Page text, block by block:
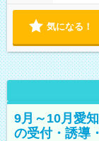
気になる！
9月～10月愛
の受付・誘導